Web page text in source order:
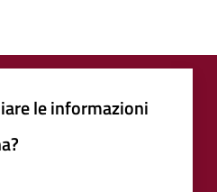
le informazioni